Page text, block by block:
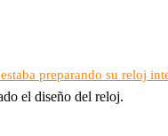
preparando su reloj
el diseño del reloj.